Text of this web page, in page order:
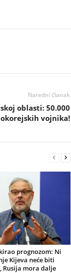
Naredni članak
oblasti: 50.000
vojnika!
prognozom: Ni
Kijeva neće biti
Rusija mora dalje